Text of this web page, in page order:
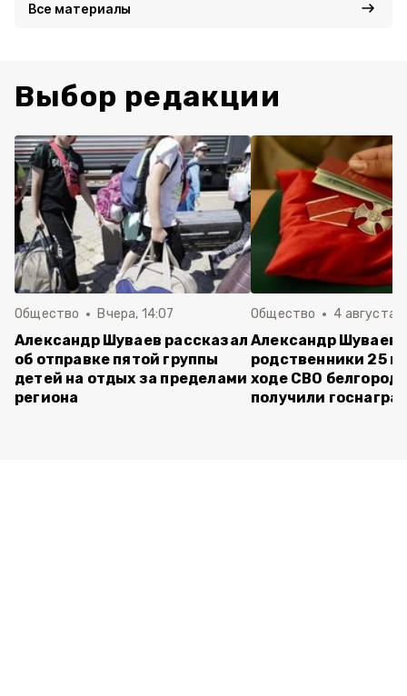
Все материалы
Выбор редакции
Общество Вчера, 14:07
Александр Шуваев рассказал
об отправке пятой группы
детей на отдых за пределами
региона
Общество 4 августа ,
Александр Шуваев:
родственники 25
ходе СВО
получили